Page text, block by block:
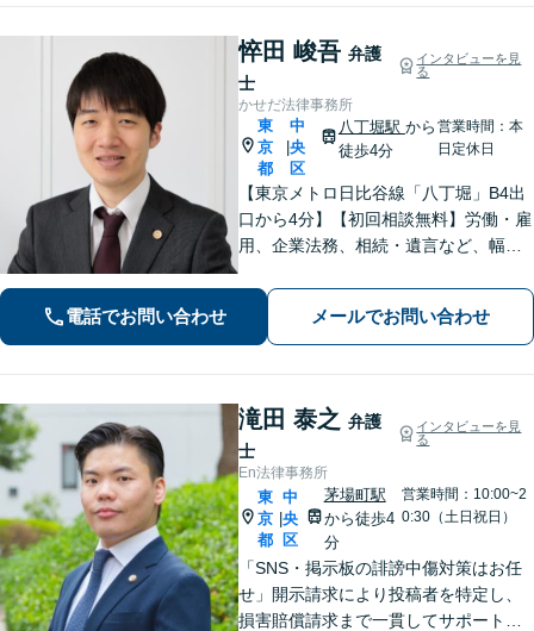
悴田 峻吾 弁護
士
インタビューを見
る
かせだ法律事務所
東
京
都
|
中
央
区
八丁堀駅 から
徒歩4分
営業時間：本
日定休日
【東京メトロ日比谷線「八丁堀」B4出
口から4分】【初回相談無料】労働・雇
用、企業法務、相続・遺言など、幅広
いる方の力になりたいと思い、弁護士
になりました。お気軽にご相談くださ
い。【電話相談可】【休日面談可】
電話でお問い合わせ メールでお問い合わせ
滝田 泰之 弁護
士
インタビューを見
る
En法律事務所
東
京
都
|
中
央
区
茅場町駅
から徒歩4
分
営業時間：10:00~2
0:30（土日祝日）
「SNS・掲示板の誹謗中傷対策はお任
せ」開示請求により投稿者を特定し、
損害賠償請求まで一貫してサポート